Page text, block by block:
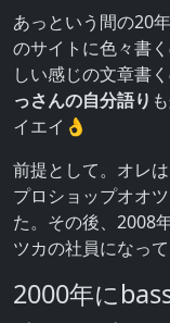
あっという間の20
のサイトに色々書
しい感じの文章書
っさんの自分語り
イエイ👌
前提として。オレ
プロショップオオ
た。その後、2008
ツカの社員になっ
2000年に